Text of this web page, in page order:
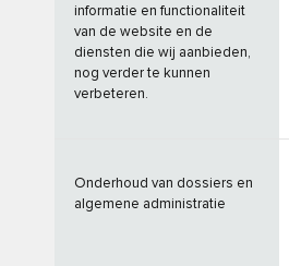
informatie en functionaliteit
van de website en de
diensten die wij aanbieden,
nog verder te kunnen
verbeteren.
Onderhoud van dossiers en
algemene administratie